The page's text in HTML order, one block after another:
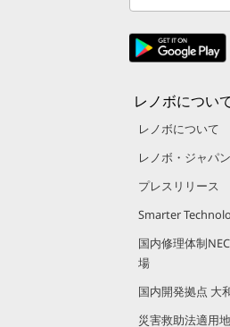
レノボについ
レノボについて
レノボ・ジャパ
プレスリリース
Smarter
国内修理体制
場
国内開発拠点 大
災害救助法適用